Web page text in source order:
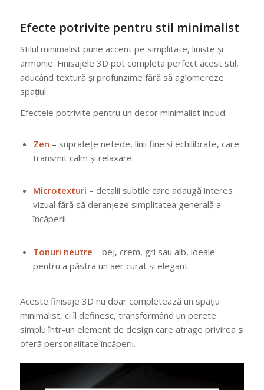
Efecte potrivite pentru stil minimalist
Stilul minimalist pune accent pe simplitate, liniște și
armonie. Finisajele 3D pot completa perfect acest stil,
aducând textură și profunzime fără să aglomereze
spațiul.
Efectele potrivite pentru un decor minimalist includ:
Zen – suprafețe netede, linii fine și echilibrate, care
transmit calm și relaxare.
Microtexturi – detalii subtile care adaugă interes
vizual fără să deranjeze simplitatea generală a
încăperii.
Tonuri neutre – bej, crem, gri sau alb, ideale
pentru a păstra un aer curat și elegant.
Aceste finisaje 3D nu doar completează un spațiu
minimalist, ci îl definesc, transformând un perete
simplu într-un element de design care atrage privirea și
oferă personalitate încăperii.